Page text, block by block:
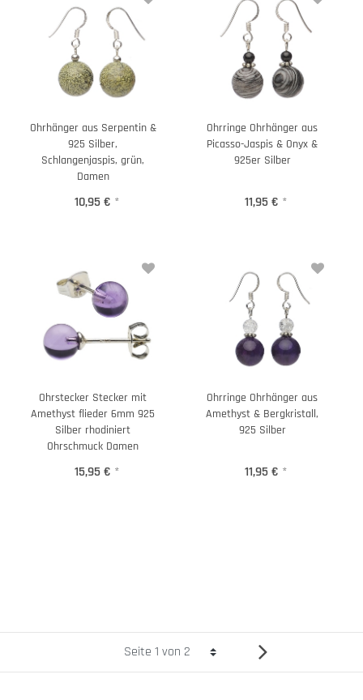
Ohrhänger aus Serpentin &
925 Silber,
Schlangenjaspis, grün,
Damen
10,95 € *
Ohrringe Ohrhänger aus
Picasso-Jaspis & Onyx &
925er Silber
11,95 € *
Ohrstecker Stecker mit
Amethyst flieder 6mm 925
Silber rhodiniert
Ohrschmuck Damen
15,95 € *
Ohrringe Ohrhänger aus
Amethyst & Bergkristall,
925 Silber
11,95 € *